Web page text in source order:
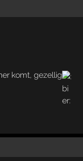
komt, gezellig